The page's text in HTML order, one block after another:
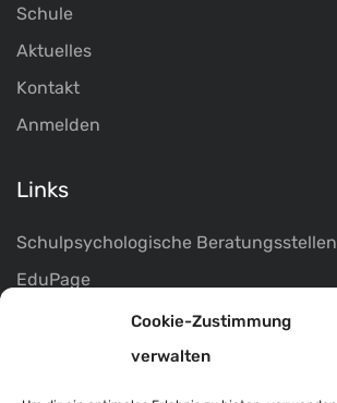
Cookie-Zustimmung
verwalten
Schule
Aktuelles
Kontakt
Anmelden
Links
Schulpsychologische Beratungsstellen
EduPage
Marktgemeinde Pöllau